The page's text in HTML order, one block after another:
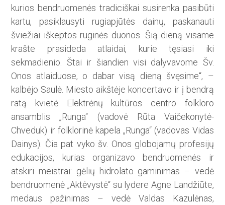
kurios bendruomenės tradiciškai susirenka pasibūti
kartu, pasiklausyti rugiapjūtės dainų, paskanauti
šviežiai iškeptos ruginės duonos. Šią dieną visame
krašte prasideda atlaidai, kurie tęsiasi iki
sekmadienio. Štai ir šiandien visi dalyvavome Šv.
Onos atlaiduose, o dabar visą dieną švęsime“, –
kalbėjo Saulė. Miesto aikštėje koncertavo ir į bendrą
ratą kvietė Elektrėnų kultūros centro folkloro
ansamblis „Runga“ (vadovė Rūta Vaičekonytė-
Chveduk) ir folklorinė kapela „Runga“ (vadovas Vidas
Dainys). Čia pat vyko šv. Onos globojamų profesijų
edukacijos, kurias organizavo bendruomenės ir
atskiri meistrai: gėlių hidrolato gaminimas – vedė
bendruomenė „Aktėvystė“ su lydere Agne Landžiūte,
medaus pažinimas – vedė Valdas Kazulėnas,